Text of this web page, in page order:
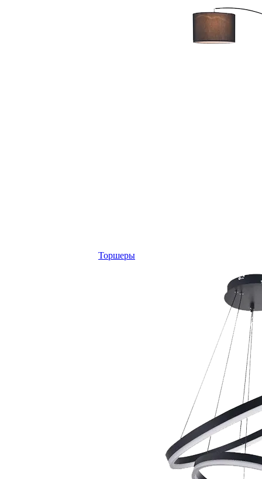
Торшеры